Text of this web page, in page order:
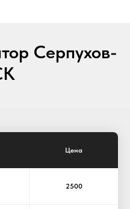
Серпухов-
Цена
2500